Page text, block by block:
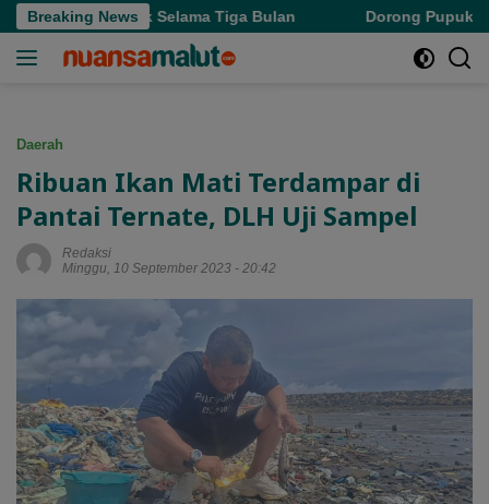
Langsung
ke
Breaking News
Pajak Selama Tiga Bulan Dorong Pupuk
Daerah
Ribuan Ikan Mati Terdampar di
Pantai Ternate, DLH Uji Sampel
Redaksi
Minggu, 10 September 2023 - 20:42